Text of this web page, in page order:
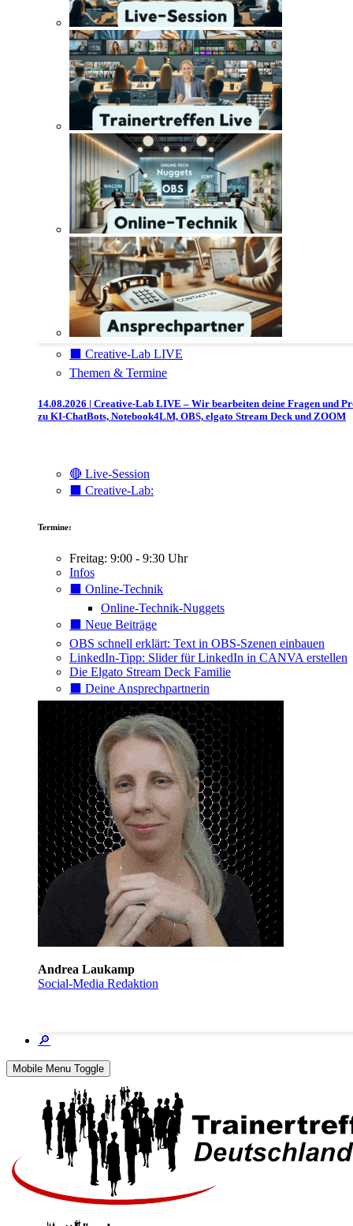
⬛️ Creative-Lab LIVE
Themen & Termine
14.08.2026 | Creative-Lab LIVE – Wir bearbeiten deine Fragen und
zu KI-ChatBots, Notebook4LM, OBS, elgato Stream Deck und ZOOM
🔴 Live-Session
⬛️ Creative-Lab:
Termine:
Freitag: 9:00 - 9:30 Uhr
Infos
⬛️ Online-Technik
Online-Technik-Nuggets
⬛️ Neue Beiträge
OBS schnell erklärt: Text in OBS-Szenen einbauen
LinkedIn-Tipp: Slider für LinkedIn in CANVA erstellen
Die Elgato Stream Deck Familie
⬛️ Deine Ansprechpartnerin
Andrea Laukamp
Social-Media Redaktion
🔎
Mobile Menu Toggle